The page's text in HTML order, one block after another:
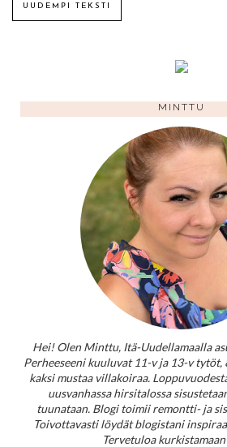
UUDEMPI TEKSTI
MINTTU
Hei! Olen Minttu, Itä-Uudellamaalla
Perheeseeni kuuluvat 11-v ja 13-v tytöt,
kaksi mustaa villakoiraa.
uusvanhassa hirsitalossa
tuunataan. Blogi toimii remontti- ja
Toivottavasti löydät blogistani
Tervetuloa